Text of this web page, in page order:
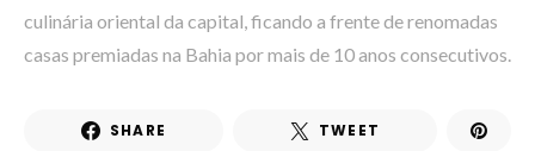
culinária oriental da capital, ficando a frente de renomadas
casas premiadas na Bahia por mais de 10 anos consecutivos.
SHARE TWEET